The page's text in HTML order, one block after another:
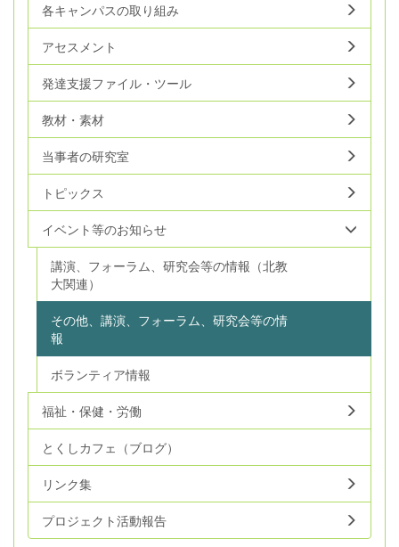
各キャンパスの取り組み
アセスメント
発達支援ファイル・ツール
教材・素材
当事者の研究室
トピックス
イベント等のお知らせ
講演、フォーラム、研究会等の情報（北教
大関連）
その他、講演、フォーラム、研究会等の情
報
ボランティア情報
福祉・保健・労働
とくしカフェ（ブログ）
リンク集
プロジェクト活動報告